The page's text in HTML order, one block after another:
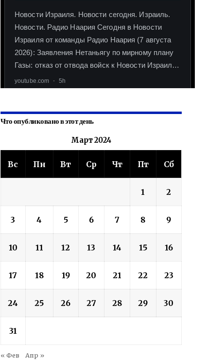
Что опубликовано в этот день
Март 2024
Вс Пн Вт Ср Чт Пт Сб
1 2
3 4 5 6 7 8 9
10 11 12 13 14 15 16
17 18 19 20 21 22 23
24 25 26 27 28 29 30
31
« Фев Апр »